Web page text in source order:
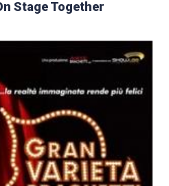
Stage Together